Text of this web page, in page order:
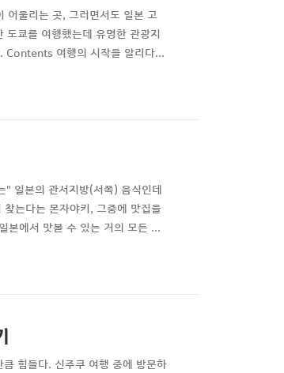
어울리는 곳, 그러면서도 일본 고
쿄를 여행했는데 유명한 관광지
Contents 여행의 시작을 알리다.
일어나야 한다. 새벽 첫차를 타
" 일본의 관서지방(서쪽) 음식인데
는다는 몬자야키, 그중에 맛집을
본에서 맛볼 수 있는 거의 모든 음
말 고민이 될 때가 많다. 이번 여
힘들다. 신주쿠 여행 중에 방문하